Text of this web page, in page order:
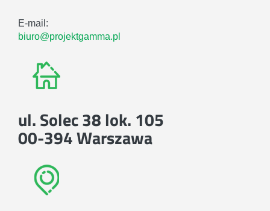
E-mail:
biuro@projektgamma.pl
ul. Solec 38 lok. 105
00-394 Warszawa